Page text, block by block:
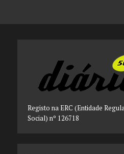
Registo na ERC (Entidade
Social) nº 126718